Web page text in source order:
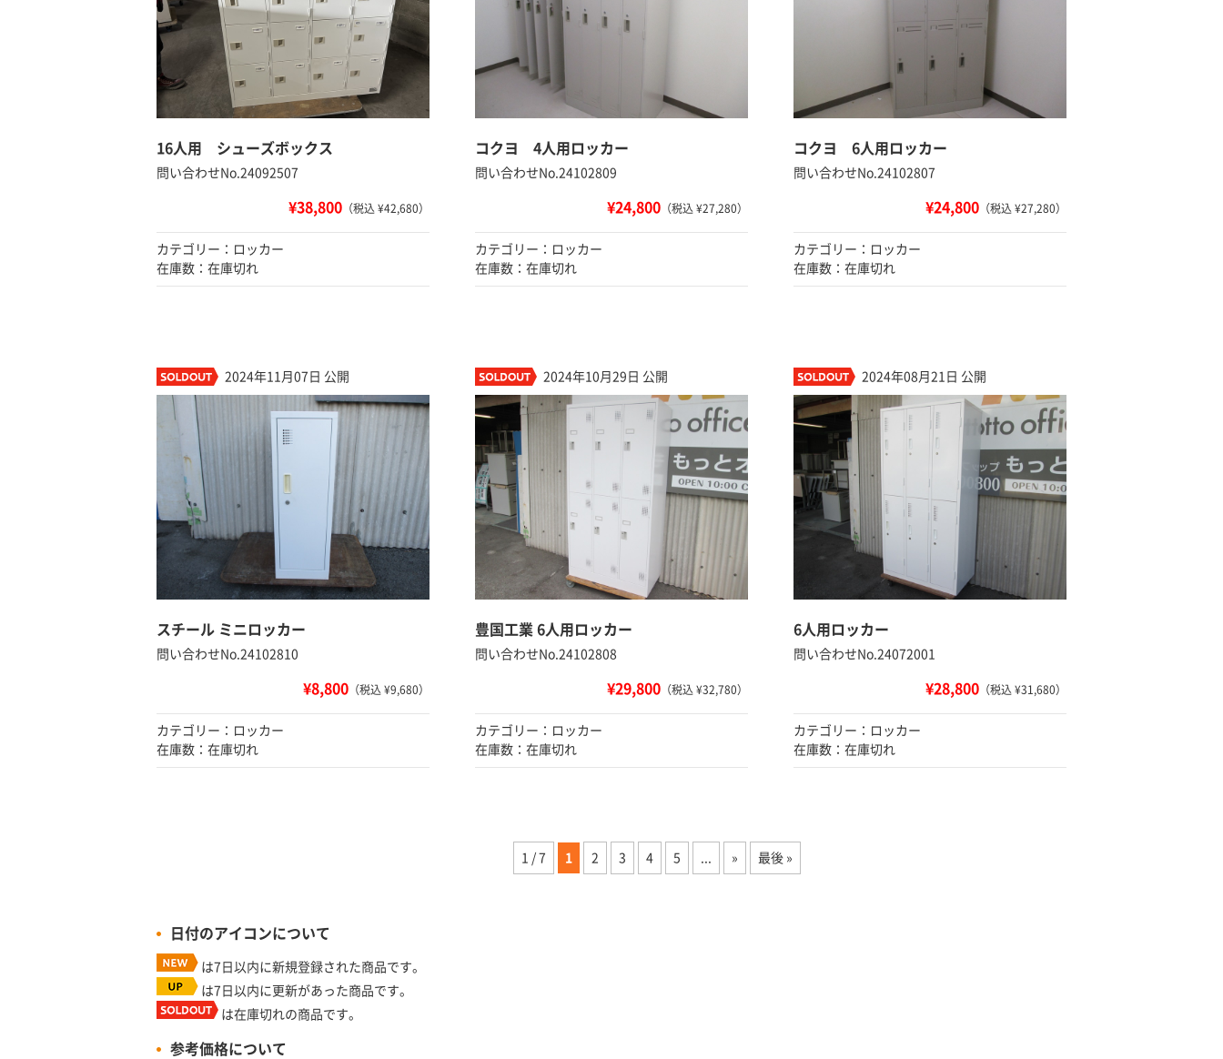
16人用 シューズボックス
問い合わせNo.24092507
¥38,800 （税込 ¥42,680）
カテゴリー：ロッカー
在庫数：在庫切れ
コクヨ 4人用ロッカー
問い合わせNo.24102809
¥24,800 （税込 ¥27,280）
カテゴリー：ロッカー
在庫数：在庫切れ
コクヨ 6人用ロッカー
問い合わせNo.24102807
¥24,800 （税込 ¥27,280）
カテゴリー：ロッカー
在庫数：在庫切れ
2024年11月07日 公開
スチール ミニロッカー
問い合わせNo.24102810
¥8,800 （税込 ¥9,680）
カテゴリー：ロッカー
在庫数：在庫切れ
2024年10月29日 公開
豊国工業 6人用ロッカー
問い合わせNo.24102808
¥29,800 （税込 ¥32,780）
カテゴリー：ロッカー
在庫数：在庫切れ
2024年08月21日 公開
6人用ロッカー
問い合わせNo.24072001
¥28,800 （税込 ¥31,680）
カテゴリー：ロッカー
在庫数：在庫切れ
1 / 7 1 2 3 4 5 » 最後 »
日付のアイコンについて
は7日以内に新規登録された商品です。
は7日以内に更新があった商品です。
は在庫切れの商品です。
参考価格について